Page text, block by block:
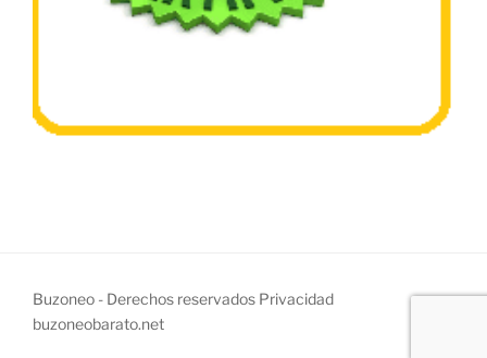
Buzoneo - Derechos reservados Privacidad
buzoneobarato.net